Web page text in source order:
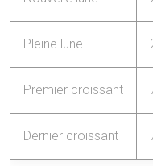
Pleine lune
Premier croissant
Dernier croissant